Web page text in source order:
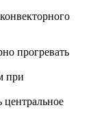
прогревать
при
центральное